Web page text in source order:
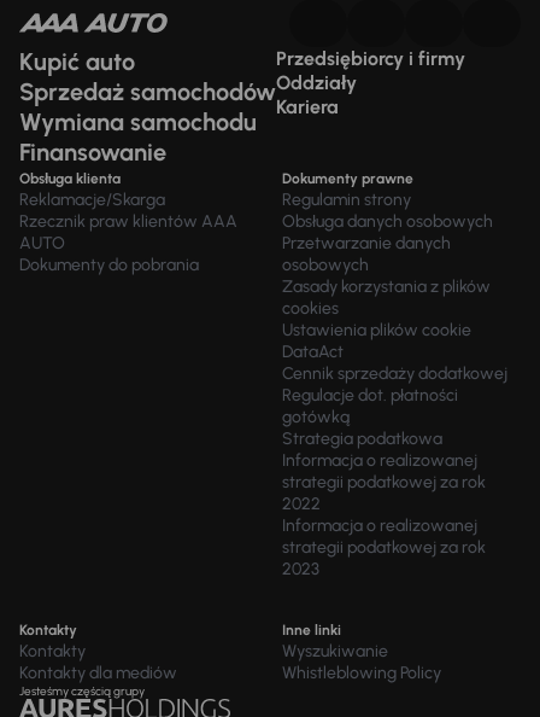
Kupić auto
Sprzedaż samochodów
Wymiana samochodu
Finansowanie
Przedsiębiorcy i firmy
Oddziały
Kariera
Obsługa klienta
Reklamacje/Skarga
Rzecznik praw klientów AAA
AUTO
Dokumenty do pobrania
Dokumenty prawne
Regulamin strony
Obsługa danych osobowych
Przetwarzanie danych
osobowych
Zasady korzystania z plików
cookies
Ustawienia plików cookie
DataAct
Cennik sprzedaży dodatkowej
Regulacje dot. płatności
gotówką
Strategia podatkowa
Informacja o realizowanej
strategii podatkowej za rok
2022
Informacja o realizowanej
strategii podatkowej za rok
2023
Kontakty
Kontakty
Kontakty dla mediów
Inne linki
Wyszukiwanie
Whistleblowing Policy
Jesteśmy częścią grupy